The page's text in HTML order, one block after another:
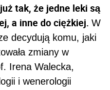
tak, że jedne leki są
a inne do ciężkiej. W
decydują komu, jaki
zmiany w
Irena Walecka,
i wenerologii